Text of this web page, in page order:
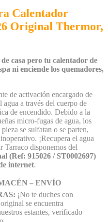
Calentador
Original Thermor,
casa pero tu calentador de
ni enciende los quemadores,
de activación encargado de
agua a través del cuerpo de
de encendido. Debido a la
micro-fugas de agua, los
se sulfatan o se parten,
¡Recupera el agua
Tarraco disponemos del
(Ref: 915026 / ST0002697)
internet.
– ENVÍO
¡No te duches con
se encuentra
estantes, verificado